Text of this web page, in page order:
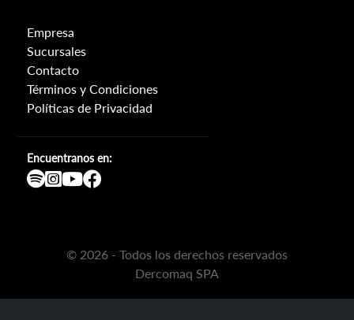
Empresa
Sucursales
Contacto
Términos y Condiciones
Políticas de Privacidad
Encuentranos en:
© 2026 - Todos los derechos reservados
Dercomaq SPA